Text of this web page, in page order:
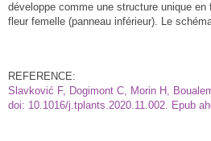
développe comme une structure unique
fleur femelle (panneau inférieur). Le
REFERENCE:
Slavković F, Dogimont C, Morin H,
doi: 10.1016/j.tplants.2020.11.002. Epub